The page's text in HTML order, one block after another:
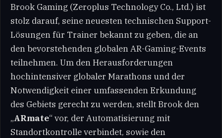
Brook Gaming (Zeroplus Technology Co., Ltd.) ist
stolz darauf, seine neuesten technischen Support-
Lösungen für Trainer bekannt zu geben, die an
den bevorstehenden globalen AR-Gaming-Events
teilnehmen. Um den Herausforderungen
hochintensiver globaler Marathons und der
Notwendigkeit einer umfassenden Erkundung
des Gebiets gerecht zu werden, stellt Brook den
„ARmate“ vor, der Automatisierung mit
Standortkontrolle verbindet, sowie den